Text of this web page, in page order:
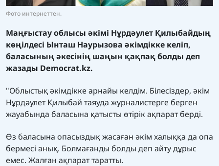
Фото интернеттен.
Маңғыстау облысы әкімі Нұрдәулет Қилыбайдың
көңілдесі Ынташ Наурызова әкімдікке келіп,
баласының әкесінің шаңын қақпақ болды деп
жазады Democrat.kz.
"Облыстық әкімдікке арнайы келдім. Білесіздер, әкім
Нұрдәулет Қилыбай таяуда журналистерге берген
жауабында баласына қатысты өтірік ақпарат берді.
Өз баласына опасыздық жасаған әкім халыққа да опа
бермесі анық. Болмағанды болды деп айту дұрыс
емес. Жалған ақпарат таратты.